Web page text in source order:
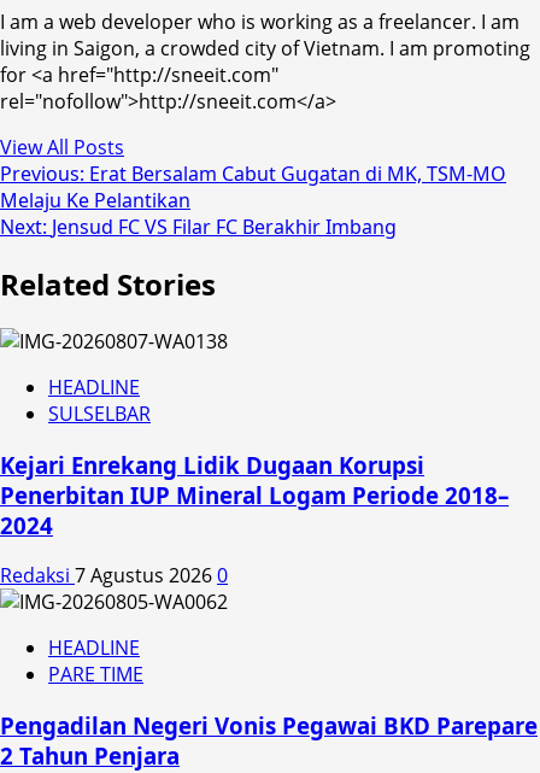
I am a web developer who is working as a freelancer. I am
living in Saigon, a crowded city of Vietnam. I am promoting
for <a href="http://sneeit.com"
rel="nofollow">http://sneeit.com</a>
View All Posts
Post
navigation
Previous: Erat Bersalam Cabut Gugatan di MK, TSM-MO
Melaju Ke Pelantikan
Next: Jensud FC VS Filar FC Berakhir Imbang
Related Stories
HEADLINE
SULSELBAR
Kejari Enrekang Lidik Dugaan Korupsi
Penerbitan IUP Mineral Logam Periode 2018–
2024
Redaksi 7 Agustus 20260
HEADLINE
PARE TIME
Pengadilan Negeri Vonis Pegawai BKD Parepare
2 Tahun Penjara